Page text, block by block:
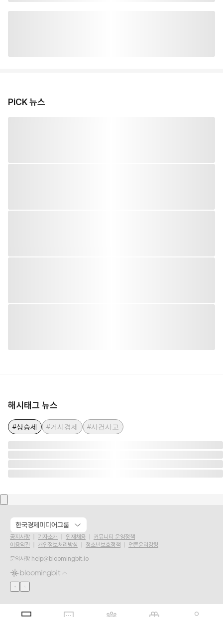
PiCK 뉴스
해시태그 뉴스
#상승세 #거시경제 #사건사고
한국경제미디어그룹
공지사항 기자소개 인재채용
커뮤니티 운영정책
이용약관
개인정보처리방침 청소년보호정책
언론윤리강령
문의사항 help@bloomingbit.io